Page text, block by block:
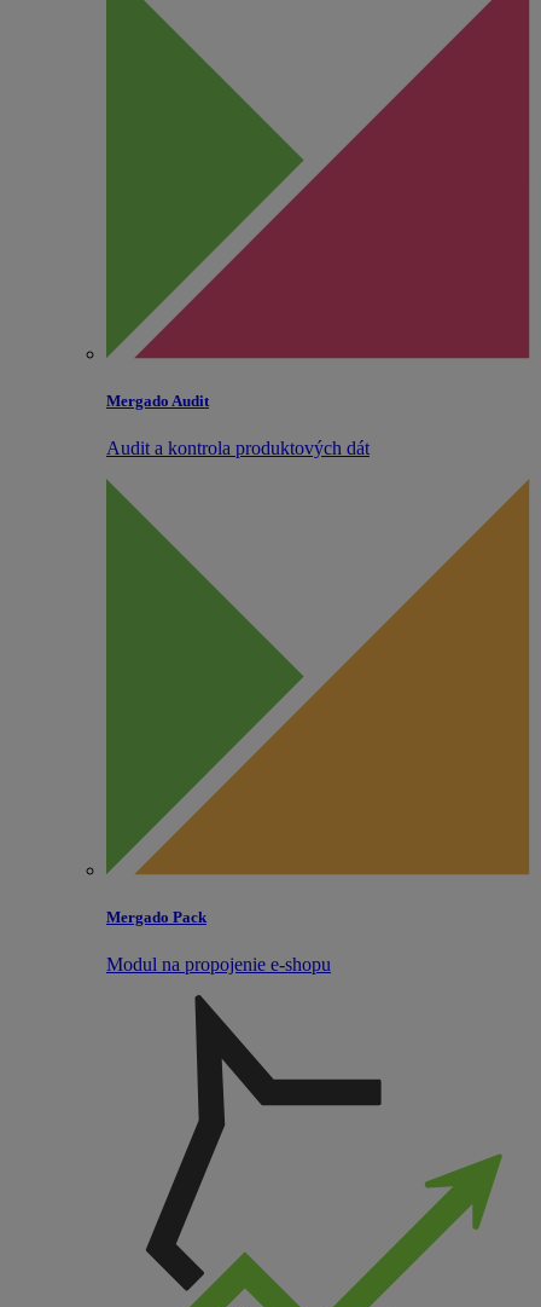
Mergado Audit
Audit a kontrola produktových dát
Mergado Pack
Modul na propojenie e‑shopu